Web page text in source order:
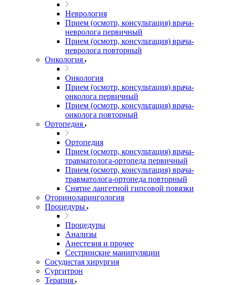
Неврология
Прием (осмотр, консультация) врача-
невролога первичный
Прием (осмотр, консультация) врача-
невролога повторный
Онкология
Онкология
Прием (осмотр, консультация) врача-
онколога первичный
Прием (осмотр, консультация) врача-
онколога повторный
Ортопедия
Ортопедия
Прием (осмотр, консультация) врача-
травматолога-ортопеда первичный
Прием (осмотр, консультация) врача-
травматолога-ортопеда повторный
Снятие лангетной гипсовой повязки
Оториноларингология
Процедуры
Процедуры
Анализы
Анестезия и прочее
Сестринские манипуляции
Сосудистая хирургия
Сургитрон
Терапия